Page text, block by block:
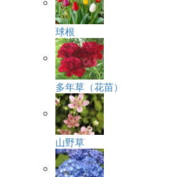
球根
多年草（花苗）
山野草